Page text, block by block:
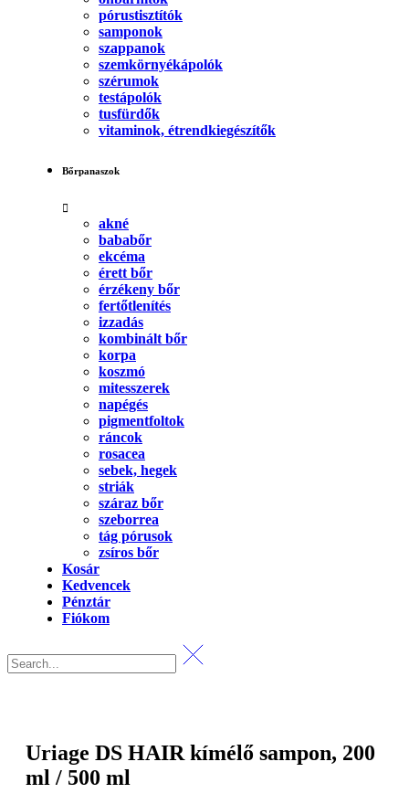
pórustisztítók
samponok
szappanok
szemkörnyékápolók
szérumok
testápolók
tusfürdők
vitaminok, étrendkiegészítők
Bőrpanaszok
akné
bababőr
ekcéma
érett bőr
érzékeny bőr
fertőtlenítés
izzadás
kombinált bőr
korpa
koszmó
mitesszerek
napégés
pigmentfoltok
ráncok
rosacea
sebek, hegek
striák
száraz bőr
szeborrea
tág pórusok
zsíros bőr
Kosár
Kedvencek
Pénztár
Fiókom
Uriage DS HAIR kímélő sampon, 200
ml / 500 ml